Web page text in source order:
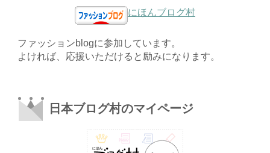
にほんブログ村
ファッションblogに参加しています。
よければ、応援いただけると励みになります。
日本ブログ村のマイページ